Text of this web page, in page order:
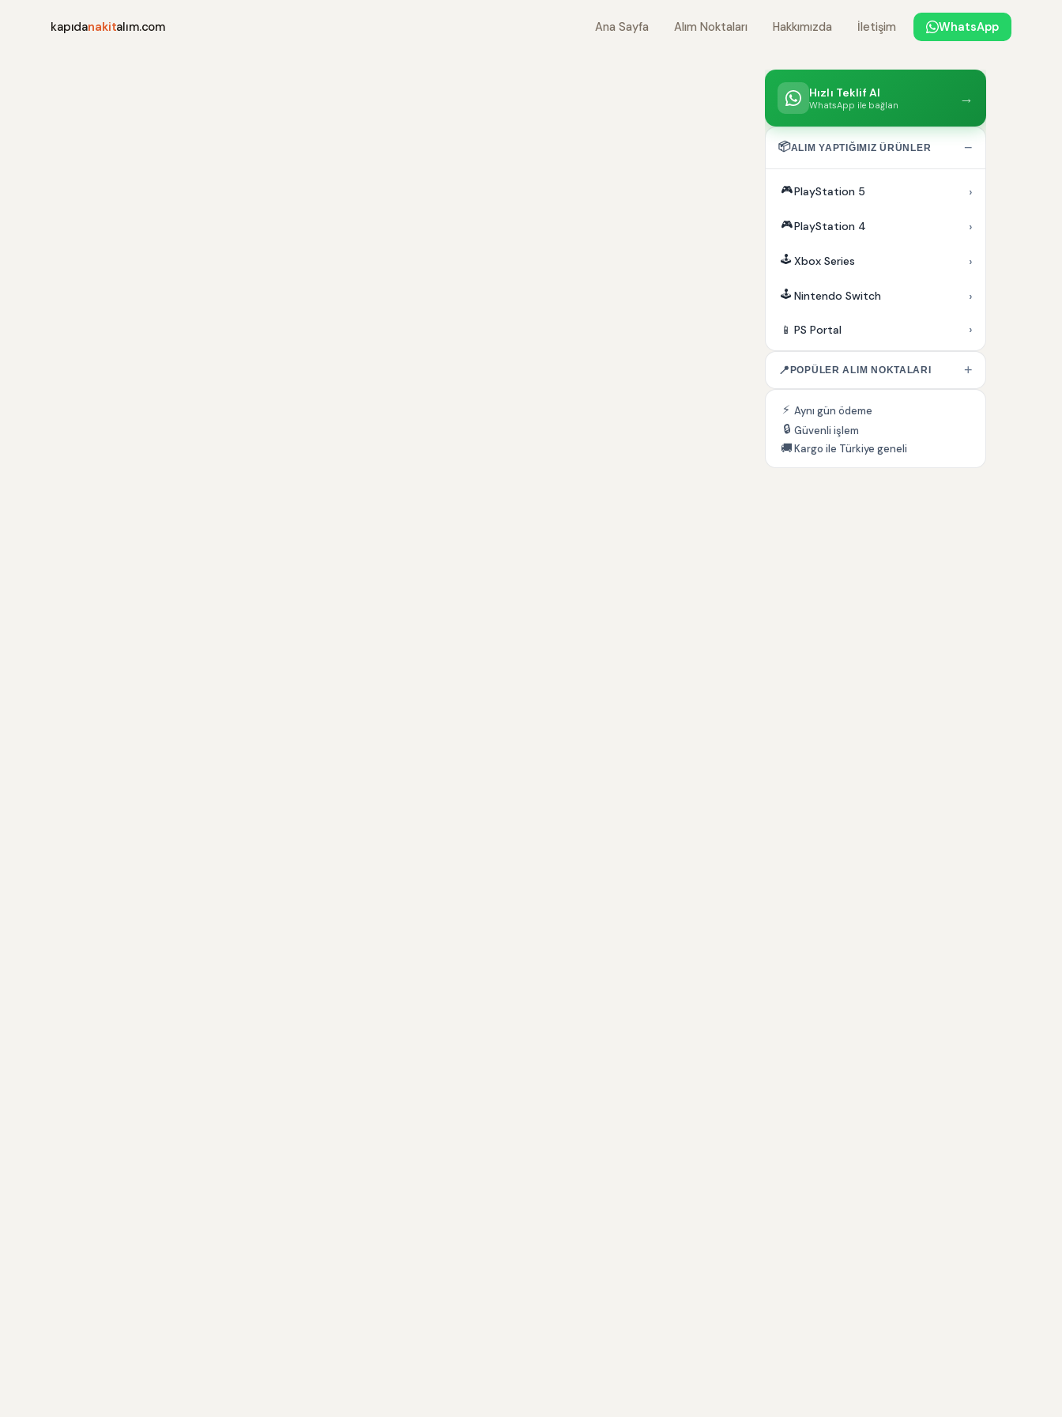
kapıdanakitalım.com Ana Sayfa Alım Noktaları Hakkımızda İletişim WhatsApp
Hızlı Teklif Al
WhatsApp ile bağlan →
📦ALIM YAPTIĞIMIZ ÜRÜNLER −
🎮PlayStation 5 ›
🎮PlayStation 4 ›
🕹️ Xbox Series ›
🕹️ Nintendo Switch ›
📱 PS Portal ›
📍 POPÜLER ALIM NOKTALARI +
⚡ Aynı gün ödeme
🔒 Güvenli işlem
🚚Kargo ile Türkiye geneli